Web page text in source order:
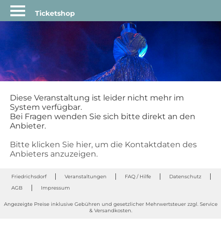
Ticketshop
LEBEN
FRIEDRICHSDORF
FREIZEIT
TOURISMUS
ANMELDEN
WARENKORB
VERANSTALTUNGEN
/
Diese Veranstaltung ist leider nicht mehr im
System verfügbar.
Bei Fragen wenden Sie sich bitte direkt an den
Anbieter.
Bitte klicken Sie hier, um die Kontaktdaten des
Anbieters anzuzeigen.
Friedrichsdorf Veranstaltungen FAQ / Hilfe
Datenschutz
AGB
Impressum
Angezeigte Preise inklusive Gebühren und gesetzlicher Mehrwertsteuer zzgl. Service
& Versandkosten.